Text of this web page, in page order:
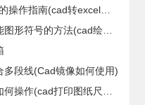
作指南(cad转excel软件)
符号的方法(cad绘制距形)
多段线(Cad镜像如何使用)
作(cad打印图纸尺寸设置)